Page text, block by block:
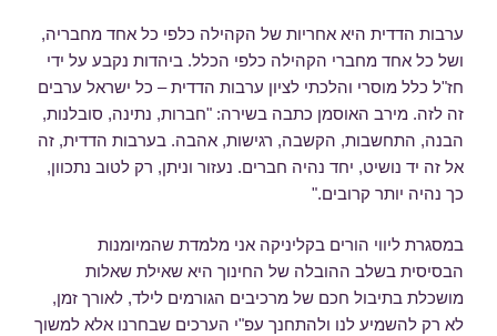
ערבות הדדית היא אחריות של הקהילה כלפי כל אחד מחבריה,
ושל כל אחד מחברי הקהילה כלפי הכלל. ביהדות נקבע על ידי
חז"ל כלל מוסרי והלכתי לציון ערבות הדדית – כל ישראל ערבים
זה לזה. מירב האוסמן כתבה בשירה: "חברות, נתינה, סובלנות,
הבנה, התחשבות, הקשבה, רגישות, אהבה. בערבות הדדית, זה
אל זה יד נושיט, יחד נהיה חברים. נעזור וניתן, רק לטוב נתכוון,
כך נהיה יותר קרובים."
במסגרת ליווי הורים בקליניקה אני מלמדת שהמיומנות
הבסיסית בשלב ההובלה של החינוך היא שאילת שאלות
מושכלת בתיבול חכם של מרכיבים הגורמים לילד, לאורך זמן,
לא רק להשמיע לנו ולהתחנך עפ"י הערכים שבחרנו אלא למשוך